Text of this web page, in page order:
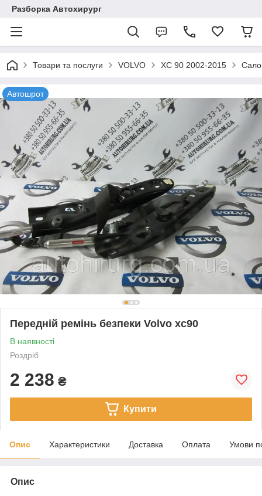
Разборка Автохирург
Товари та послуги VOLVO XC 90 2002-2015
Автошрот
Передній ремінь безпеки Volvo xc90
В наявності
Роздріб
2 238 ₴
Купити
Опис Характеристики Доставка Оплата Умови
Опис